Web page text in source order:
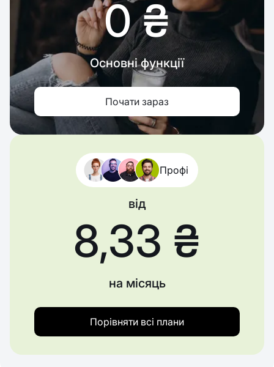
0 ₴
Основні функції
Почати зараз
Профі
від
8,33 ₴
на місяць
Порівняти всі плани